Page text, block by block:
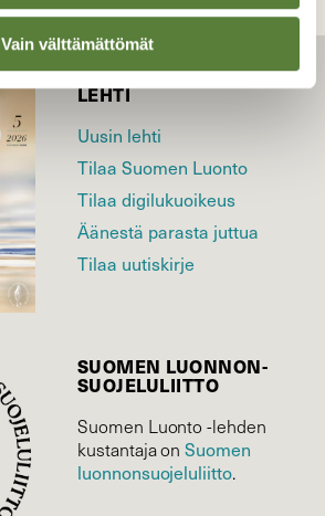
Vain välttämättömät
LEHTI
Uusin lehti
Tilaa Suomen Luonto
Tilaa digilukuoikeus
Äänestä parasta juttua
Tilaa uutiskirje
SUOMEN LUONNON­
SUOJELU­LIITTO
Suomen Luonto -lehden
kustantaja onSuomen
luonnonsuojelu­liitto.